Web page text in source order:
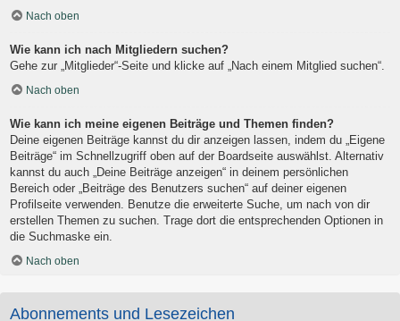
Nach oben
Wie kann ich nach Mitgliedern suchen?
Gehe zur „Mitglieder“-Seite und klicke auf „Nach einem Mitglied suchen“.
Nach oben
Wie kann ich meine eigenen Beiträge und Themen finden?
Deine eigenen Beiträge kannst du dir anzeigen lassen, indem du „Eigene
Beiträge“ im Schnellzugriff oben auf der Boardseite auswählst. Alternativ
kannst du auch „Deine Beiträge anzeigen“ in deinem persönlichen
Bereich oder „Beiträge des Benutzers suchen“ auf deiner eigenen
Profilseite verwenden. Benutze die erweiterte Suche, um nach von dir
erstellen Themen zu suchen. Trage dort die entsprechenden Optionen in
die Suchmaske ein.
Nach oben
Abonnements und Lesezeichen